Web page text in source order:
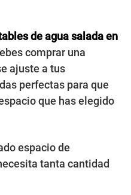
de agua salada en
comprar una
ajuste a tus
perfectas para que
que has elegido
espacio de
tanta cantidad